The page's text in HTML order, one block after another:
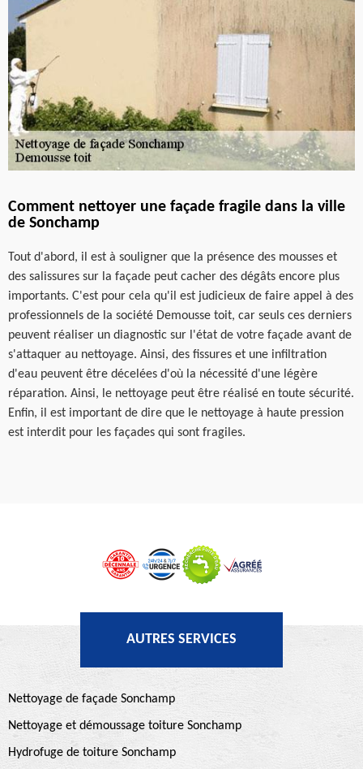
Comment nettoyer une façade fragile dans la ville
de Sonchamp
Tout d'abord, il est à souligner que la présence des mousses et
des salissures sur la façade peut cacher des dégâts encore plus
importants. C'est pour cela qu'il est judicieux de faire appel à des
professionnels de la société Demousse toit, car seuls ces derniers
peuvent réaliser un diagnostic sur l'état de votre façade avant de
s'attaquer au nettoyage. Ainsi, des fissures et une infiltration
d'eau peuvent être décelées d'où la nécessité d'une légère
réparation. Ainsi, le nettoyage peut être réalisé en toute sécurité.
Enfin, il est important de dire que le nettoyage à haute pression
est interdit pour les façades qui sont fragiles.
AUTRES SERVICES
Nettoyage de façade Sonchamp
Nettoyage et démoussage toiture Sonchamp
Hydrofuge de toiture Sonchamp